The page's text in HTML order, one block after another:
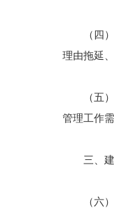
（四）统
理由拖延
（五）统
管理工作需
三、建
（六）根